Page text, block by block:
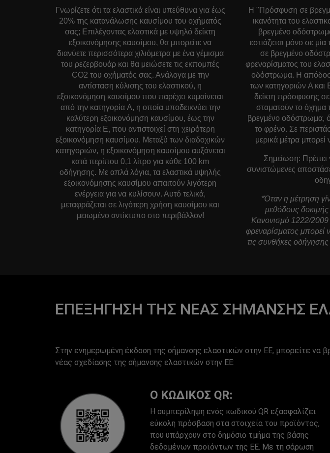
Γνωρίζετε ότι τα ελαστικά είναι υπεύθυνα για έως
20% της κατανάλωσης καυσίμου του οχήματός
σας; Επιλέγοντας ελαστικά με υψηλό δείκτη
εξοικονόμησης καυσίμου, θα μπορείτε να
διανύετε περισσότερα χιλιόμετρα με ένα γέμισμα
του ρεζερβουάρ και θα μειώσετε τις εκπομπές
CO2 του οχήματός σας. Ανάλογα με την
αντίσταση κύλισης του ελαστικού, η
εξοικονόμηση καυσίμου που παρέχει κυμαίνεται
από την κατηγορία A, η οποία υποδεικνύει την
καλύτερη εξοικονόμηση καυσίμου, έως την
κατηγορία E, που αντιστοιχεί στη χειρότερη
εξοικονόμηση καυσίμου. Μεταξύ των διαδοχικών
κατηγοριών, η εξοικονόμηση καυσίμου αυξάνεται
κατά περίπου 0,1 λίτρο για κάθε 100 km
οδήγησης. Με απλά λόγια, τα ελαστικά υψηλής
εξοικονόμησης καυσίμου απαιτούν λιγότερη
ενέργεια για να κυλίσουν. Αυτό τελικά,
μεταφράζεται σε λιγότερη χρήση καυσίμου και
μειωμένο αντίκτυπο στο περιβάλλον!
Η "Πρόσφυση σε
ικανότητα του
βρεγμένο
εστιάζεται μόνο σε
σε βρεγμένο
φρεναρίσματος του
οδόστρωμα. Η
των κατηγοριών A και
δείκτη πρόσφυσης
σταματούν το
βρεγμένο οδόστρωμα,
το φρένο. Σε
μερικά μέτρα
Σημείωση: Πρέπει
συνιστώμενες
*Όταν η μέτρηση
μεθόδους δοκιμής
Κανονισμό 1222/
φρεναρίσματος μπορεί
τις συνθήκες
ΕΠΕΞΉΓΗΣΗ ΤΗΣ ΝΈΑΣ ΣΉΜΑΝΣΗΣ
Στην ενημερωμένη έκδοση της σήμανσης ελαστικών στην ΕΕ, μπορείτε να
νέας σχεδίασης της σήμανσης ελαστικών στην ΕΕ:
Ο ΚΩΔΙΚΌΣ QR:
Η συμπερίληψη ενός κωδικού QR εξασφαλίζει
εύκολη πρόσβαση στα στοιχεία του προϊόντος,
που υπάρχουν στο δημόσιο τμήμα της βάσης
δεδομένων προϊόντων της ΕΕ. Με τη σάρωση